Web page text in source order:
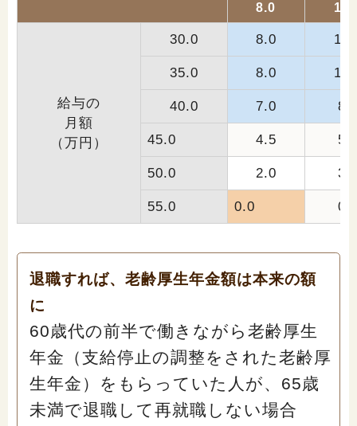
8.0
給与の
月額
（万円）
30.0 8.0
35.0 8.0
40.0 7.0
45.0 4.5
50.0 2.0
55.0 0.0
退職すれば、老齢厚生年金額は本来の額
に
60歳代の前半で働きながら老齢厚生
年金（支給停止の調整をされた老齢厚
生年金）をもらっていた人が、65歳
未満で退職して再就職しない場合